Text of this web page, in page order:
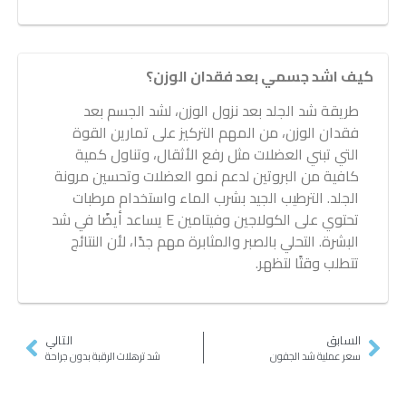
كيف اشد جسمي بعد فقدان الوزن؟
طريقة شد الجلد بعد نزول الوزن، لشد الجسم بعد
فقدان الوزن، من المهم التركيز على تمارين القوة
التي تبني العضلات مثل رفع الأثقال، وتناول كمية
كافية من البروتين لدعم نمو العضلات وتحسين مرونة
الجلد. الترطيب الجيد بشرب الماء واستخدام مرطبات
تحتوي على الكولاجين وفيتامين E يساعد أيضًا في شد
البشرة. التحلي بالصبر والمثابرة مهم جدًا، لأن النتائج
تتطلب وقتًا لتظهر.
السابق
سعر عملية شد الجفون
التالي
شد ترهلات الرقبة بدون جراحة